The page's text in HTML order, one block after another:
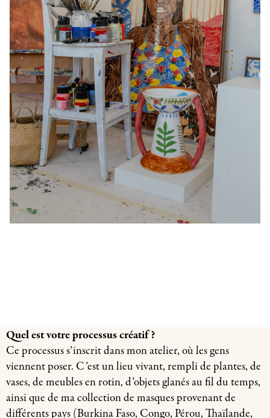
Quel est votre processus créatif ?
Ce processus s’inscrit dans mon atelier, où les gens
viennent poser. C’est un lieu vivant, rempli de plantes, de
vases, de meubles en rotin, d’objets glanés au fil du temps,
ainsi que de ma collection de masques provenant de
différents pays (Burkina Faso, Congo, Pérou, Thaïlande,